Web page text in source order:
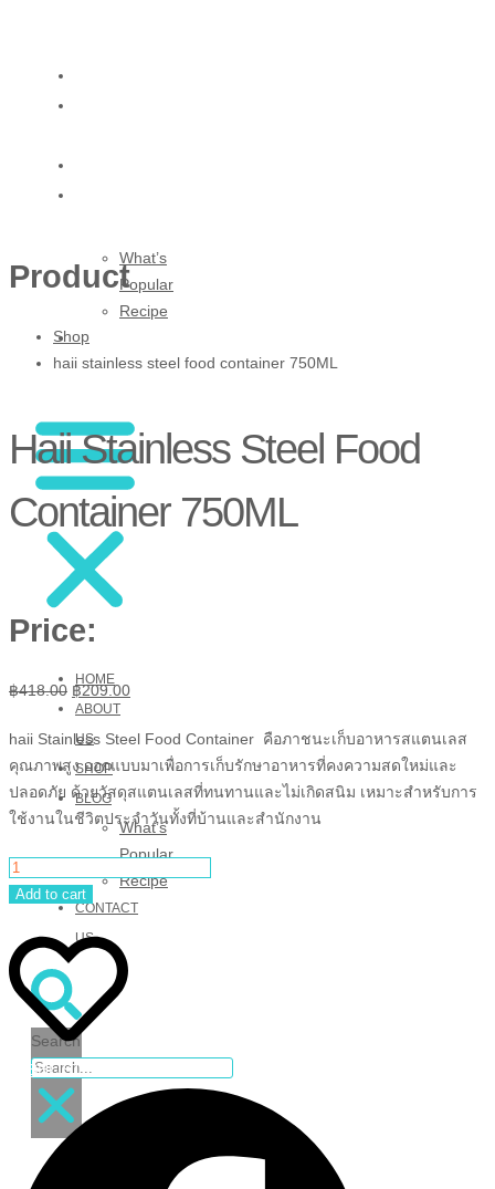
content
What’s
Popular
Recipe
CONTACT
US
HOME
ABOUT
US
SHOP
BLOG
What’s
Popular
Recipe
CONTACT
US
Search
0.00
0
Product
Shop
haii stainless steel food container 750ML
Haii Stainless Steel Food
Container 750ML
Price:
฿418.00 Original
price
was:
฿418.00.
฿209.00Current
is:
฿209.00.
haii Stainless Steel Food Container คือภาชนะเก็บอาหารสแตนเลส
คุณภาพสูง ออกแบบมาเพื่อการเก็บรักษาอาหารที่คงความสดใหม่และ
ปลอดภัย ด้วยวัสดุสแตนเลสที่ทนทานและไม่เกิดสนิม เหมาะสำหรับการ
ใช้งานในชีวิตประจำวันทั้งที่บ้านและสำนักงาน
haii
stainless
food
container
750ML
quantity
Add to cart
WISHLIST